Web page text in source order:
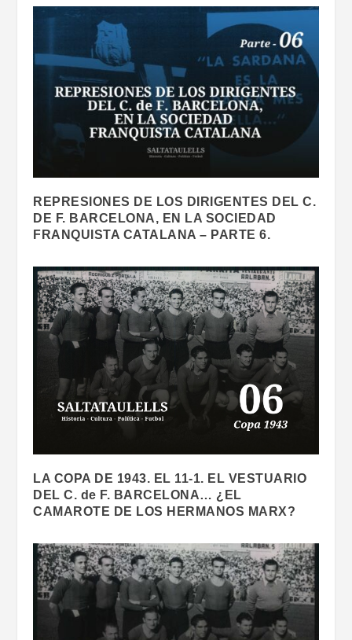
REPRESIONES DE LOS DIRIGENTES DEL C.
DE F. BARCELONA, EN LA SOCIEDAD
FRANQUISTA CATALANA – PARTE 6.
LA COPA DE 1943. EL 11-1. EL VESTUARIO
DEL C. de F. BARCELONA… ¿EL
CAMAROTE DE LOS HERMANOS MARX?